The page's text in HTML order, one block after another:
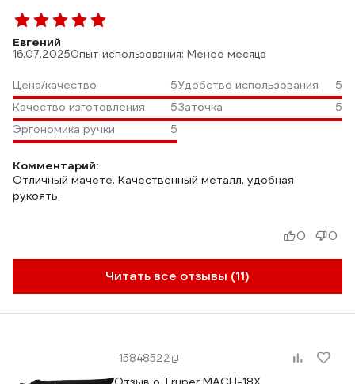
Евгений
16.07.2025Опыт использования: Менее месяца
Цена/качество 5Удобство использования
5
Качество изготовления
5Заточка
5
Эргономика ручки
5
Комментарий:
Отличный мачете. Качественный металл, удобная
рукоять.
Читать все отзывы (11)
0 0
15848522